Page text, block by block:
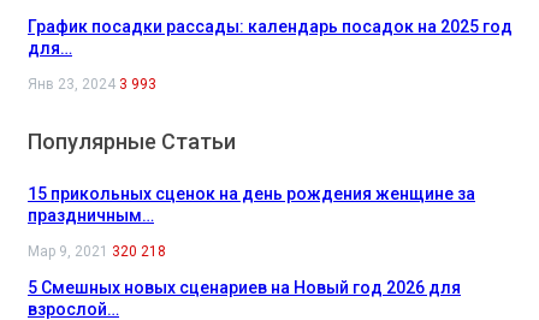
График посадки рассады: календарь посадок на 2025 год
для…
Янв 23, 2024 3 993
Популярные Статьи
15 прикольных сценок на день рождения женщине за
праздничным…
Мар 9, 2021 320 218
5 Смешных новых сценариев на Новый год 2026 для
взрослой…